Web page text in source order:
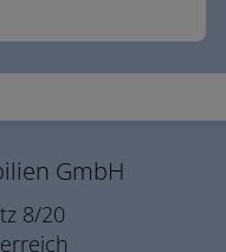
GmbH
8/20